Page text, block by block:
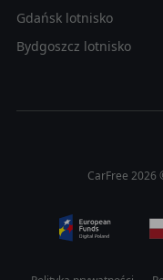
Gdańsk lotnisko
Bydgoszcz lotnisko
CarFree 2026